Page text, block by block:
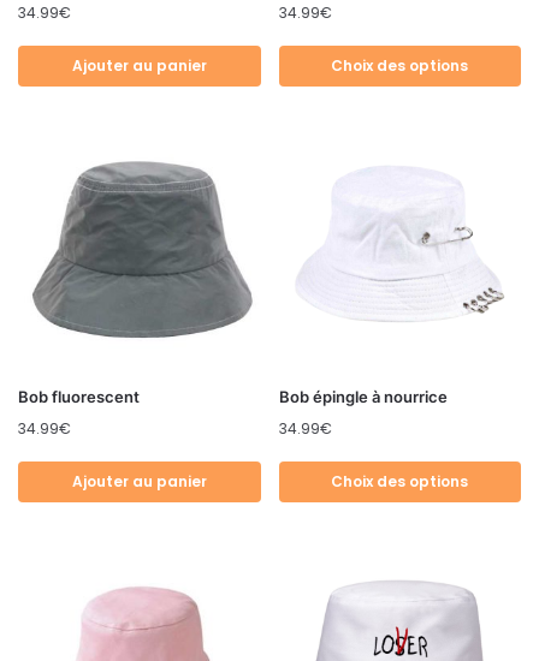
34.99€
Ajouter au panier
34.99€
Choix des options
Bob fluorescent
34.99€
Ajouter au panier
Bob épingle à nourrice
34.99€
Choix des options